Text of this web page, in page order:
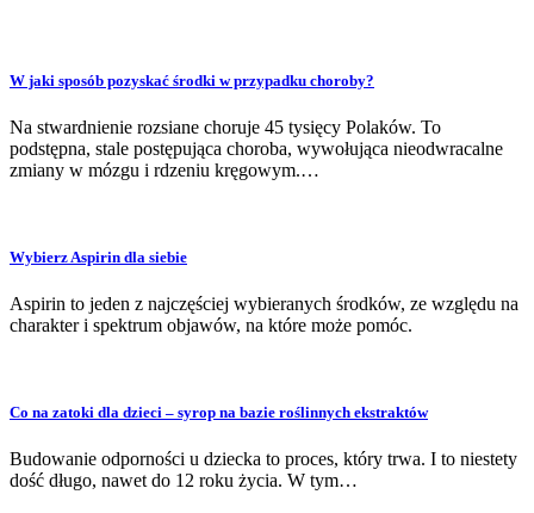
W jaki sposób pozyskać środki w przypadku choroby?
Na stwardnienie rozsiane choruje 45 tysięcy Polaków. To
podstępna, stale postępująca choroba, wywołująca nieodwracalne
zmiany w mózgu i rdzeniu kręgowym.…
Wybierz Aspirin dla siebie
Aspirin to jeden z najczęściej wybieranych środków, ze względu na
charakter i spektrum objawów, na które może pomóc.
Co na zatoki dla dzieci – syrop na bazie roślinnych ekstraktów
Budowanie odporności u dziecka to proces, który trwa. I to niestety
dość długo, nawet do 12 roku życia. W tym…